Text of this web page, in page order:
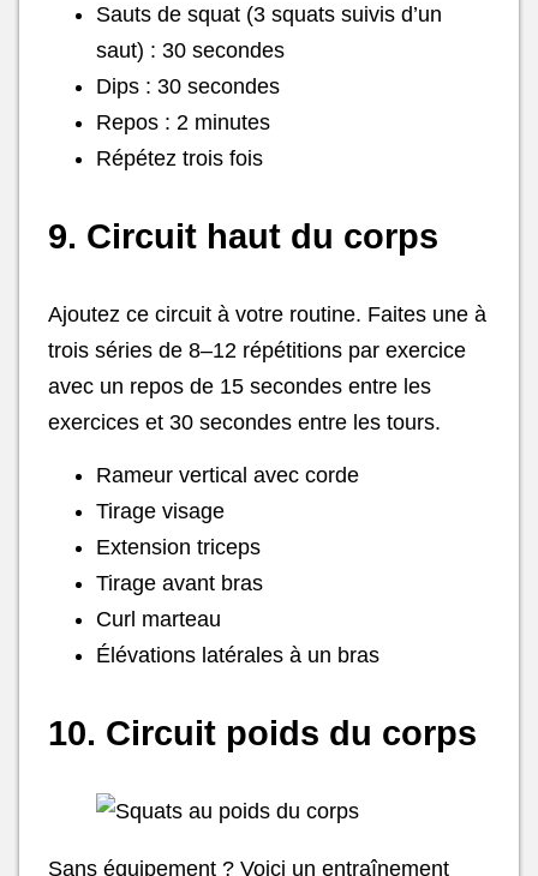
Sauts de squat (3 squats suivis d’un
saut) : 30 secondes
Dips : 30 secondes
Repos : 2 minutes
Répétez trois fois
9. Circuit haut du corps
Ajoutez ce circuit à votre routine. Faites une à
trois séries de 8–12 répétitions par exercice
avec un repos de 15 secondes entre les
exercices et 30 secondes entre les tours.
Rameur vertical avec corde
Tirage visage
Extension triceps
Tirage avant bras
Curl marteau
Élévations latérales à un bras
10. Circuit poids du corps
Sans équipement ? Voici un entraînement